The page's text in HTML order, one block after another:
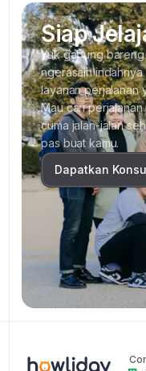
Siap
Yuk gabung
ngerasain
layanan perjalanan
Mau cari
cuma jalan-jalan
pas buat kamu.
Dapatkan